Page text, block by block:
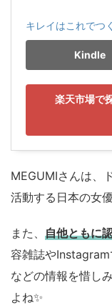
キレイはこれでつ
Kindle
楽天市場で
MEGUMIさんは、
活動する日本の女
また、 自他ともに
容雑誌や
などの情報を惜し
よね✨